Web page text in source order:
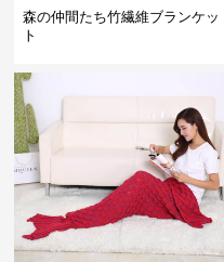
森の仲間たち竹繊維ブランケッ
ト